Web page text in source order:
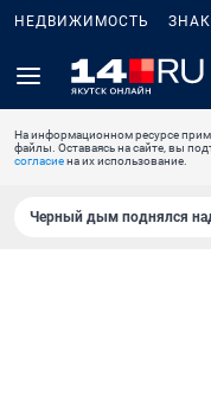
НЕДВИЖИМОСТЬ
На информационном ресурсе
файлы. Оставаясь на сайте, вы
согласиена их использование.
Черный дым поднялся